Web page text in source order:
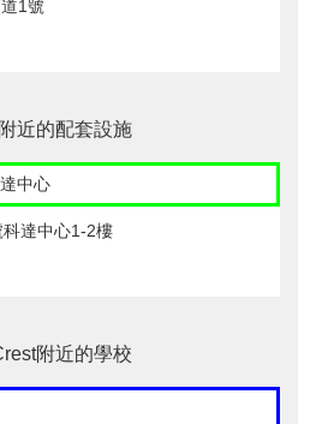
1號
近的配套設施
中心
達中心1-2樓
附近的學校